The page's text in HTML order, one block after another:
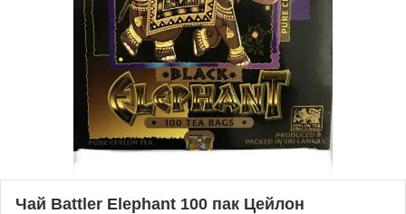
Чай Battler Elephant 100 пак Цейлон